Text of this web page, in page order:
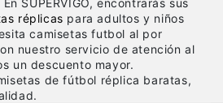
réplicas para adultos y niños
camisetas futbol al por
nuestro servicio de atención al
un descuento mayor.
de fútbol réplica baratas,